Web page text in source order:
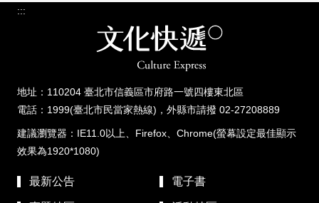
:::
地址：110204 臺北市信義區市府路一號四樓東北區
電話：1999(臺北市民當家熱線)，外縣市請撥 02-27208889
建議瀏覽器：IE11.0以上、Firefox、Chrome(螢幕設定最佳顯示
效果為1920*1080)
最新公告 電子書